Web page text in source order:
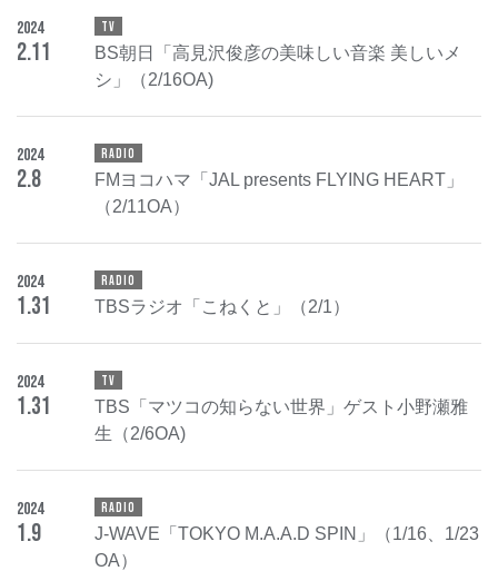
2024
2.11
TV
BS朝日「高見沢俊彦の美味しい音楽 美しいメ
シ」（2/16OA)
2024
2.8
RADIO
FMヨコハマ「JAL presents FLYING HEART」
（2/11OA）
2024
1.31
RADIO
TBSラジオ「こねくと」（2/1）
2024
1.31
TV
TBS「マツコの知らない世界」ゲスト小野瀬雅
生（2/6OA)
2024
1.9
RADIO
J-WAVE「TOKYO M.A.A.D SPIN」（1/16、1/23
OA）